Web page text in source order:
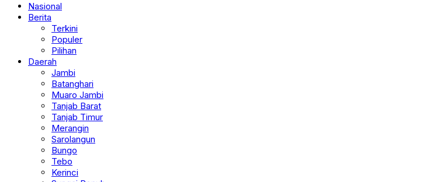
Nasional
Berita
Terkini
Populer
Pilihan
Daerah
Jambi
Batanghari
Muaro Jambi
Tanjab Barat
Tanjab Timur
Merangin
Sarolangun
Bungo
Tebo
Kerinci